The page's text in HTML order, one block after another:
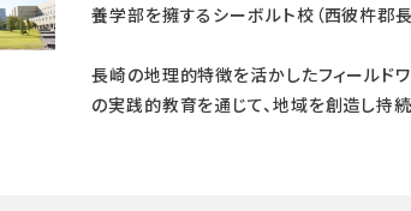
養学部を擁するシーボルト校（西彼杵郡
長崎の地理的特徴を活かしたフィールド
の実践的教育を通じて、地域を創造し持